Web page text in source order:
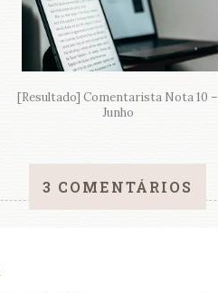
[Resultado] Comentarista Nota 10 –
Junho
3 COMENTÁRIOS